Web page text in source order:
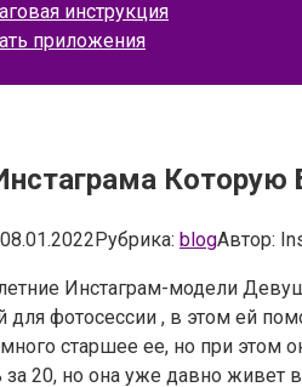
инструкция
приложения
Которую
08.01.2022Рубрика: blogАвтор:
Инстаграм-модели
для фотосессии , в этом ей
старшее ее, но при этом
за 20, но она уже давно живет